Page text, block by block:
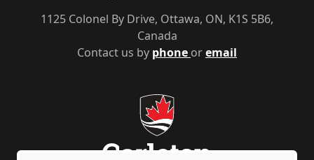
Contact us by phone oremail
1125 Colonel By Drive, Ottawa, ON, K1S 5B6,
Canada